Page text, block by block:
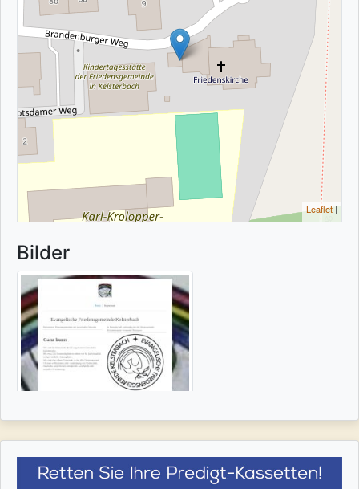
Leaflet |
Bilder